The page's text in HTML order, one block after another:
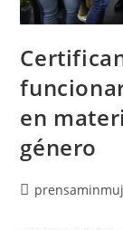
en
género